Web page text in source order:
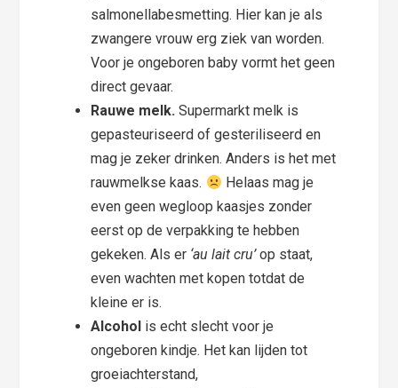
salmonellabesmetting. Hier kan je als
zwangere vrouw erg ziek van worden.
Voor je ongeboren baby vormt het geen
direct gevaar.
Rauwe melk. Supermarkt melk is
gepasteuriseerd of gesteriliseerd en
mag je zeker drinken. Anders is het met
rauwmelkse kaas.
Helaas mag je
even geen wegloop kaasjes zonder
eerst op de verpakking te hebben
gekeken. Als er ‘au lait cru’op staat,
even wachten met kopen totdat de
kleine er is.
Alcohol is echt slecht voor je
ongeboren kindje. Het kan lijden tot
groeiachterstand,